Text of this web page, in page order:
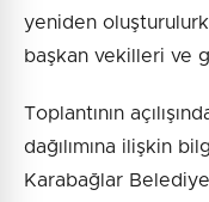
yeniden
başkan vekilleri ve
Toplantının
dağılımına ilişkin
Karabağlar